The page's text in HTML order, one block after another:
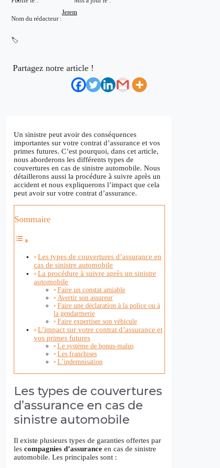
Nom du rédacteur :
Jerem
🏷️
Partagez notre article !
Un sinistre peut avoir des conséquences
importantes sur votre contrat d’assurance et vos
primes futures. C’est pourquoi, dans cet article,
nous aborderons les différents types de
couvertures en cas de sinistre automobile. Nous
détaillerons aussi la procédure à suivre après un
accident et nous expliquerons l’impact que cela
peut avoir sur votre contrat d’assurance.
Sommaire
Les types de couvertures d’assurance en
cas de sinistre automobile
La procédure à suivre après un sinistre
automobile
Faire un constat amiable
Avertir son assureur
Faire une déclaration à la police ou à
la gendarmerie
Faire expertiser son véhicule
L’impact sur votre contrat d’assurance et
vos primes futures
Le système de bonus-malus
Les franchises
L’indemnisation
Les types de couvertures
d’assurance en cas de
sinistre automobile
Il existe plusieurs types de garanties offertes par
les compagnies d’assurance en cas de sinistre
automobile. Les principales sont :